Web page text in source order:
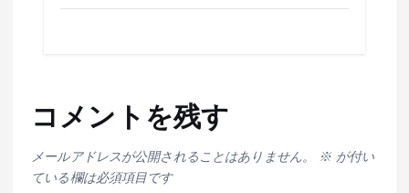
コメントを残す
メールアドレスが公開されることはありません。 ※ が付い
ている欄は必須項目です